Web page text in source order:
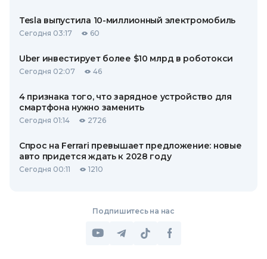
Tesla выпустила 10-миллионный электромобиль
Сегодня 03:17 60
Uber инвестирует более $10 млрд в роботокси
Сегодня 02:07 46
4 признака того, что зарядное устройство для
смартфона нужно заменить
Сегодня 01:14 2726
Спрос на Ferrari превышает предложение: новые
авто придется ждать к 2028 году
Сегодня 00:11 1210
Подпишитесь на нас